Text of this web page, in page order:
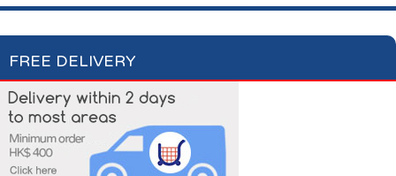
FREE DELIVERY